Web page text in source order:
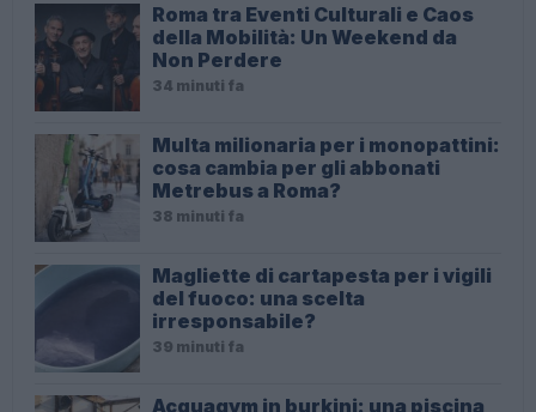
Roma tra Eventi Culturali e Caos
della Mobilità: Un Weekend da
Non Perdere
34 minuti fa
Multa milionaria per i monopattini:
cosa cambia per gli abbonati
Metrebus a Roma?
38 minuti fa
Magliette di cartapesta per i vigili
del fuoco: una scelta
irresponsabile?
39 minuti fa
Acquagym in burkini: una piscina